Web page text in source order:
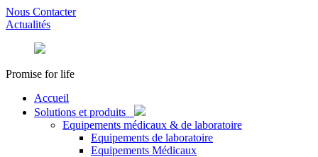
Nous Contacter
Actualités
Promise for life
Accueil
Solutions et produits
Equipements médicaux & de laboratoire
Equipements de laboratoire
Equipements Médicaux